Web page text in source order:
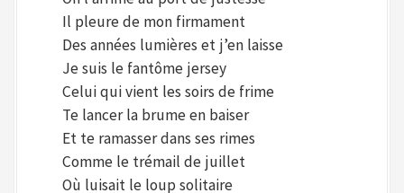
Il pleure de mon firmament
Des années lumières et j’en laisse
Je suis le fantôme jersey
Celui qui vient les soirs de frime
Te lancer la brume en baiser
Et te ramasser dans ses rimes
Comme le trémail de juillet
Où luisait le loup solitaire